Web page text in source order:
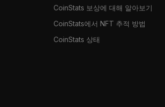
CoinStats 보상에 대해 알아보기
CoinStats에서 NFT 추적 방법
CoinStats 상태